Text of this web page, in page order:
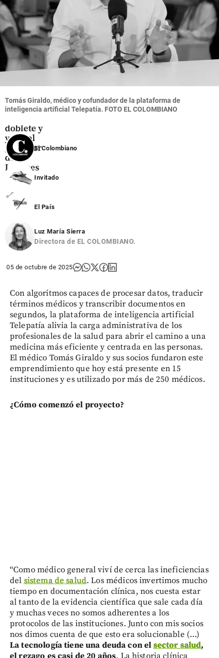
share
Video:
Lionel
Messi
doblete y
ya es el
goleador
de la
Leagues
Cup
share
Tomás Giraldo, médico y cofundador de la plataforma de
inteligencia artificial Telepatía. FOTO EL COLOMBIANO
El Colombiano
Invitado
El País
Luz María Sierra
Directora de EL COLOMBIANO.
05 de octubre de 2025
Con algoritmos capaces de procesar datos, traducir
términos médicos y transcribir documentos en
segundos, la plataforma de inteligencia artificial
Telepatía alivia la carga administrativa de los
profesionales de la salud para abrir el camino a una
medicina más eficiente y centrada en las personas.
El médico Tomás Giraldo y sus socios fundaron este
emprendimiento que hoy está presente en 15
instituciones y es utilizado por más de 250 médicos.
¿Cómo comenzó el proyecto?
“Como médico general viví de cerca las ineficiencias
del sistema de salud. Los médicos invertimos mucho
tiempo en documentación clínica, nos cuesta estar
al tanto de la evidencia científica que sale cada día
y muchas veces no somos adherentes a los
protocolos de las instituciones. Junto con mis socios
nos dimos cuenta de que esto era solucionable (...)
La tecnología tiene una deuda con el sector salud,